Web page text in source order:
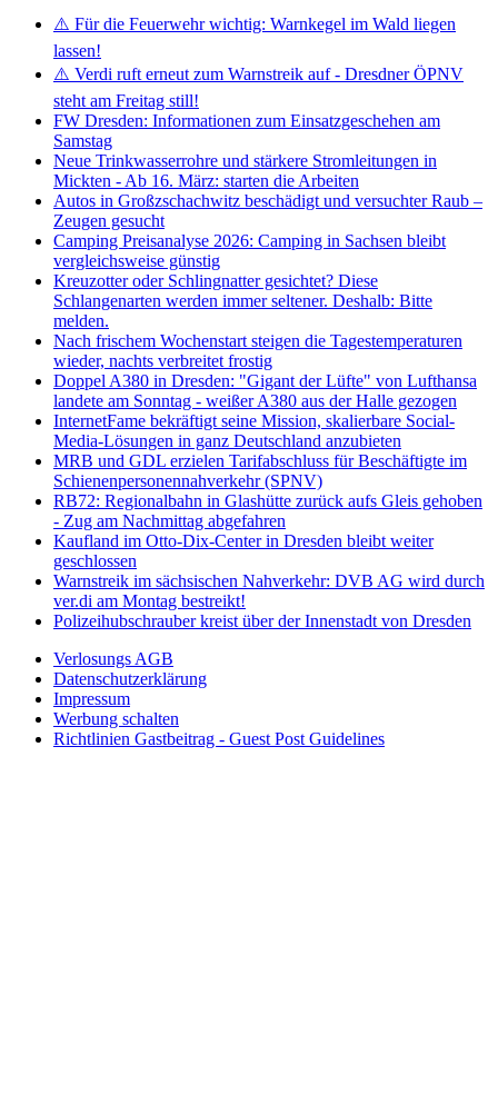
⚠️ Für die Feuerwehr wichtig: Warnkegel im Wald liegen
lassen!
⚠️ Verdi ruft erneut zum Warnstreik auf - Dresdner ÖPNV
steht am Freitag still!
FW Dresden: Informationen zum Einsatzgeschehen am
Samstag
Neue Trinkwasserrohre und stärkere Stromleitungen in
Mickten - Ab 16. März: starten die Arbeiten
Autos in Großzschachwitz beschädigt und versuchter Raub –
Zeugen gesucht
Camping Preisanalyse 2026: Camping in Sachsen bleibt
vergleichsweise günstig
Kreuzotter oder Schlingnatter gesichtet? Diese
Schlangenarten werden immer seltener. Deshalb: Bitte
melden.
Nach frischem Wochenstart steigen die Tagestemperaturen
wieder, nachts verbreitet frostig
Doppel A380 in Dresden: "Gigant der Lüfte" von Lufthansa
landete am Sonntag - weißer A380 aus der Halle gezogen
InternetFame bekräftigt seine Mission, skalierbare Social-
Media-Lösungen in ganz Deutschland anzubieten
MRB und GDL erzielen Tarifabschluss für Beschäftigte im
Schienenpersonennahverkehr (SPNV)
RB72: Regionalbahn in Glashütte zurück aufs Gleis gehoben
- Zug am Nachmittag abgefahren
Kaufland im Otto-Dix-Center in Dresden bleibt weiter
geschlossen
Warnstreik im sächsischen Nahverkehr: DVB AG wird durch
ver.di am Montag bestreikt!
Polizeihubschrauber kreist über der Innenstadt von Dresden
Verlosungs AGB
Datenschutzerklärung
Impressum
Werbung schalten
Richtlinien Gastbeitrag - Guest Post Guidelines